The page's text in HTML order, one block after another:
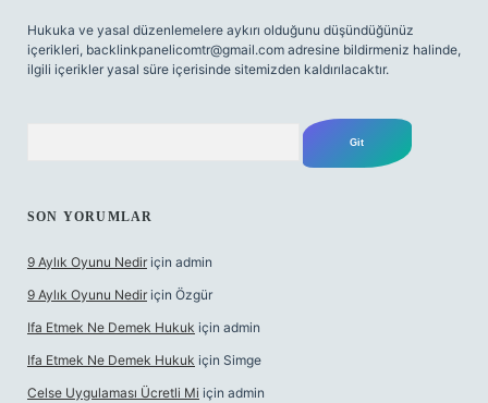
Hukuka ve yasal düzenlemelere aykırı olduğunu düşündüğünüz
içerikleri, backlinkpanelicomtr@gmail.com adresine bildirmeniz halinde,
ilgili içerikler yasal süre içerisinde sitemizden kaldırılacaktır.
SON YORUMLAR
9 Aylık Oyunu Nedir için admin
9 Aylık Oyunu Nedir için Özgür
Ifa Etmek Ne Demek Hukuk için admin
Ifa Etmek Ne Demek Hukuk için Simge
Celse Uygulaması Ücretli Mi için admin